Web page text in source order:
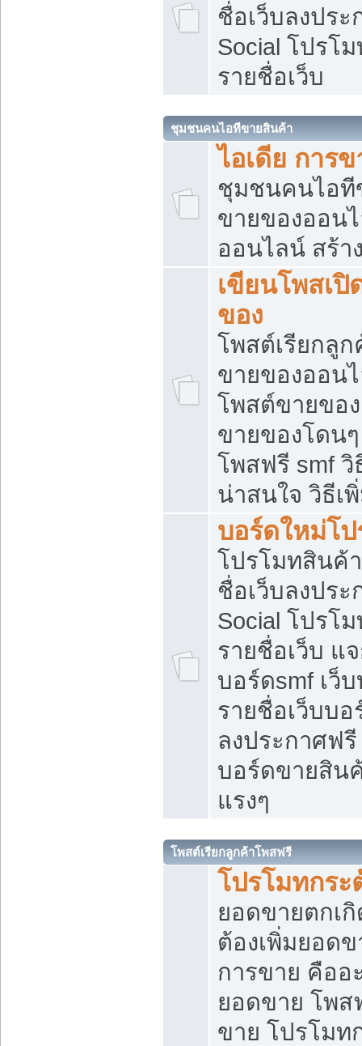
ชื่อเว็บลงปร
Social โปรโ
รายชื่อเว็บ
ชุมชนคนไอทีขายสินค้า
ไอเดีย การ
ชุมชนคนไอที
ขายของออน
ออนไลน์ สร้า
เขียนโพสเปิ
ของ
โพสต์เรียกลู
ขายของออน
โพสต์ขายขอ
ขายของโดน
โพสฟรี smf
น่าสนใจ วิธีเ
บอร์ดใหม่โ
โปรโมทสินค้
ชื่อเว็บลงปร
Social โปรโ
รายชื่อเว็บ แ
บอร์ดsmf เว็
รายชื่อเว็บบ
ลงประกาศฟรี
บอร์ดขายสิน
แรงๆ
โพสต์เรียกลูกค้าโพสฟรี
โปรโมทกร
ยอดขายตกเ
ต้องเพิ่มยอด
การขาย คืออ
ยอดขาย โพส
ขาย โปรโมท